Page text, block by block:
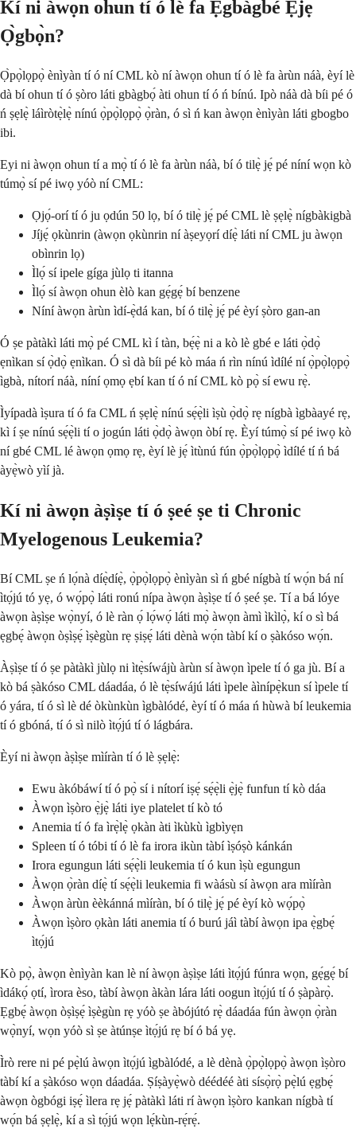
Kí ni àwọn ohun tí ó lè fa Ẹ̀gbàgbé Ẹ̀jẹ̀
Ọ̀gbọ̀n?
Ọ̀pọ̀lọpọ̀ ènìyàn tí ó ní CML kò ní àwọn ohun tí ó lè fa àrùn náà, èyí lè
dà bí ohun tí ó ṣòro láti gbàgbọ́ àti ohun tí ó ń bínú. Ipò náà dà bíi pé ó
ń ṣẹlẹ̀ láìròtẹ̀lẹ̀ nínú ọ̀pọ̀lọpọ̀ ọ̀ràn, ó sì ń kan àwọn ènìyàn láti gbogbo
ibi.
Eyi ni àwọn ohun tí a mọ̀ tí ó lè fa àrùn náà, bí ó tilẹ̀ jẹ́ pé níní wọn kò
túmọ̀ sí pé iwọ yóò ní CML:
Ọjọ́-orí tí ó ju ọdún 50 lọ, bí ó tilẹ̀ jẹ́ pé CML lè ṣẹlẹ̀ nígbàkigbà
Jíjẹ́ ọkùnrin (àwọn ọkùnrin ní àṣeyọrí díẹ̀ láti ní CML ju àwọn
obìnrin lọ)
Ìlọ́ sí ipele gíga jùlọ ti itanna
Ìlọ́ sí àwọn ohun èlò kan gẹ́gẹ́ bí benzene
Níní àwọn àrùn ìdí-ẹ̀dá kan, bí ó tilẹ̀ jẹ́ pé èyí ṣòro gan-an
Ó ṣe pàtàkì láti mọ̀ pé CML kì í tàn, bẹ́ẹ̀ ni a kò lè gbé e láti ọ̀dọ̀
ẹnìkan sí ọ̀dọ̀ ẹnìkan. Ó sì dà bíi pé kò máa ń rìn nínú ìdílé ní ọ̀pọ̀lọpọ̀
ìgbà, nítorí náà, níní ọmọ ẹbí kan tí ó ní CML kò pọ̀ sí ewu rẹ̀.
Ìyípadà ìṣura tí ó fa CML ń ṣẹlẹ̀ nínú sẹ́ẹ̀li ìṣù ọ̀dọ̀ rẹ nígbà ìgbàayé rẹ,
kì í ṣe nínú sẹ́ẹ̀li tí o jogún láti ọ̀dọ̀ àwọn òbí rẹ. Èyí túmọ̀ sí pé iwọ kò
ní gbé CML lé àwọn ọmọ rẹ, èyí lè jẹ́ ìtùnú fún ọ̀pọ̀lọpọ̀ ìdílé tí ń bá
àyẹ̀wò yìí jà.
Kí ni àwọn àṣìṣe tí ó ṣeé ṣe ti Chronic
Myelogenous Leukemia?
Bí CML ṣe ń lọ́nà díẹ̀díẹ̀, ọ̀pọ̀lọpọ̀ ènìyàn sì ń gbé nígbà tí wọ́n bá ní
ìtọ́jú tó yẹ, ó wọ́pọ̀ láti ronú nípa àwọn àṣìṣe tí ó ṣeé ṣe. Tí a bá lóye
àwọn àṣìṣe wọ̀nyí, ó lè ràn ọ́ lọ́wọ́ láti mọ̀ àwọn àmì ìkìlọ̀, kí o sì bá
ẹgbẹ́ àwọn òṣìṣẹ́ ìṣègùn rẹ ṣiṣẹ́ láti dènà wọ́n tàbí kí o ṣàkóso wọ́n.
Àṣìṣe tí ó ṣe pàtàkì jùlọ ni ìtẹ̀síwájù àrùn sí àwọn ìpele tí ó ga jù. Bí a
kò bá ṣàkóso CML dáadáa, ó lè tẹ̀síwájú láti ìpele àìnípẹ̀kun sí ìpele tí
ó yára, tí ó sì lè dé òkùnkùn ìgbàlódé, èyí tí ó máa ń hùwà bí leukemia
tí ó gbóná, tí ó sì nilò ìtọ́jú tí ó lágbára.
Èyí ni àwọn àṣìṣe mìíràn tí ó lè ṣẹlẹ̀:
Ewu àkóbáwí tí ó pọ̀ sí i nítorí iṣẹ́ sẹ́ẹ̀li ẹ̀jẹ̀ funfun tí kò dáa
Àwọn ìṣòro ẹ̀jẹ̀ láti iye platelet tí kò tó
Anemia tí ó fa ìrẹ̀lẹ̀ ọkàn àti ìkùkù ìgbìyẹn
Spleen tí ó tóbi tí ó lè fa irora ikùn tàbí ìṣóṣò kánkán
Irora egungun láti sẹ́ẹ̀li leukemia tí ó kun ìṣù egungun
Àwọn ọ̀ràn díẹ̀ tí sẹ́ẹ̀li leukemia fi wàásù sí àwọn ara mìíràn
Àwọn àrùn èèkánná mìíràn, bí ó tilẹ̀ jẹ́ pé èyí kò wọ́pọ̀
Àwọn ìṣòro ọkàn láti anemia tí ó burú jáì tàbí àwọn ipa ẹ̀gbẹ́
ìtọ́jú
Kò pọ̀, àwọn ènìyàn kan lè ní àwọn àṣìṣe láti ìtọ́jú fúnra wọn, gẹ́gẹ́ bí
ìdákọ́ ọtí, ìrora èso, tàbí àwọn àkàn lára láti oogun ìtọ́jú tí ó ṣàpàrọ̀.
Ẹgbẹ́ àwọn òṣìṣẹ́ ìṣègùn rẹ yóò ṣe àbójútó rẹ̀ dáadáa fún àwọn ọ̀ràn
wọ̀nyí, wọn yóò sì ṣe àtúnṣe ìtọ́jú rẹ bí ó bá yẹ.
Ìrò rere ni pé pẹ̀lú àwọn ìtọ́jú ìgbàlódé, a lè dènà ọ̀pọ̀lọpọ̀ àwọn ìṣòro
tàbí kí a ṣàkóso wọn dáadáa. Ṣíṣàyẹ̀wò déédéé àti sísọ̀rọ̀ pẹ̀lú ẹgbẹ́
àwọn ògbógi iṣẹ́ ìlera rẹ jẹ́ pàtàkì láti rí àwọn ìṣòro kankan nígbà tí
wọ́n bá ṣẹlẹ̀, kí a sì tọ́jú wọn lẹ́kùn-rẹ́rẹ́.